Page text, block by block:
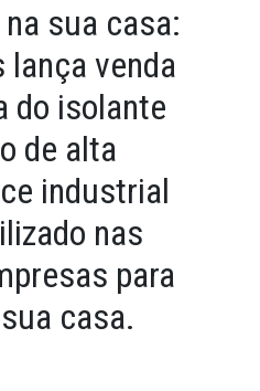
sua casa:
lança venda
do isolante
de alta
industrial
nas
para
casa.